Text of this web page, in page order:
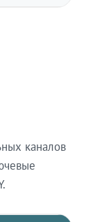
каналов